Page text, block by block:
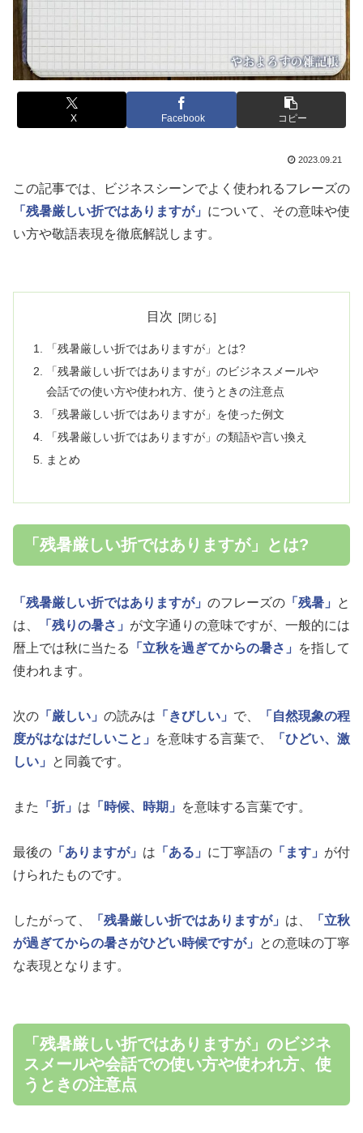
X Facebook コピー
2023.09.21
この記事では、ビジネスシーンでよく使われるフレーズの
「残暑厳しい折ではありますが」 について、その意味や使
い方や敬語表現を徹底解説します。
目次
「残暑厳しい折ではありますが」とは?
「残暑厳しい折ではありますが」のビジネスメールや
会話での使い方や使われ方、使うときの注意点
「残暑厳しい折ではありますが」を使った例文
「残暑厳しい折ではありますが」の類語や言い換え
まとめ
「残暑厳しい折ではありますが」とは?
「残暑厳しい折ではありますが」 のフレーズの 「残暑」
と
は、
「残りの暑さ」 が文字通りの意味ですが、一般的には
暦上では秋に当たる
「立秋を過ぎてからの暑さ」
を指して
使われます。
次の 「厳しい」 の読みは 「きびしい」 で、
「自然現象の程
度がはなはだしいこと」
を意味する言葉で、
「ひどい、激
しい」
と同義です。
また 「折」 は 「時候、時期」 を意味する言葉です。
最後の 「ありますが」 は 「ある」 に丁寧語の 「ます」 が付
けられたものです。
したがって、 「残暑厳しい折ではありますが」 は、
「立秋
が過ぎてからの暑さがひどい時候ですが」
との意味の丁寧
な表現となります。
「残暑厳しい折ではありますが」のビジネ
スメールや会話での使い方や使われ方、使
うときの注意点